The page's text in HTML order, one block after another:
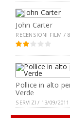
John Carter
RECENSIONI FILM /
Pollice in alto
Verde
SERVIZI / 13/09/2011